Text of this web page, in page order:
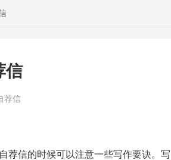
信
荐信
信的时候可以注意一些写作要诀。写